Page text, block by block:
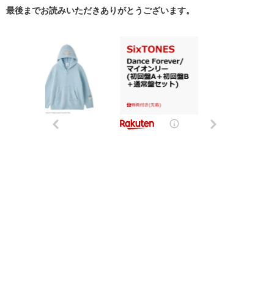
最後までお読みいただきありがとうございます。